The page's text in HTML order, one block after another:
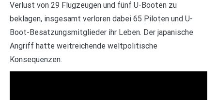
Verlust von 29 Flugzeugen und fünf U-Booten zu
beklagen, insgesamt verloren dabei 65 Piloten und U-
Boot-Besatzungsmitglieder ihr Leben. Der japanische
Angriff hatte weitreichende weltpolitische
Konsequenzen.